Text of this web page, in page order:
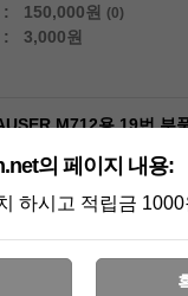
150,000원 (0)
3,000원
M712용 19번 부
: 98,000원 (0)
: 2,000원
지널 M92용 실버 크롬
의 페이지 내용:
하시고 적립금